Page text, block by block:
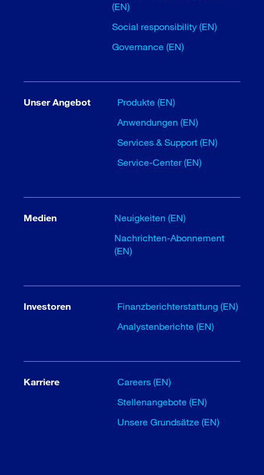
(EN)
Social responsibility (EN)
Governance (EN)
Unser Angebot
Produkte (EN)
Anwendungen (EN)
Services & Support (EN)
Service-Center (EN)
Medien
Neuigkeiten (EN)
Nachrichten-Abonnement
(EN)
Investoren
Finanzberichterstattung (EN)
Analystenberichte (EN)
Karriere
Careers (EN)
Stellenangebote (EN)
Unsere Grundsätze (EN)